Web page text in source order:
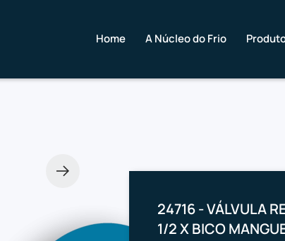
Home A Núcleo do Frio
24716 - VÁLVULA
1/2 X BICO